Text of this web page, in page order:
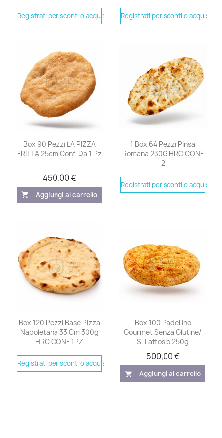
Registrati per sconti o acquistare Registrati per sconti o acquistare
Box 90 Pezzi LA PIZZA
FRITTA 25cm Conf. Da 1 Pz
450,00 €
shopping_cart Aggiungi al carrello
1 Box 64 Pezzi Pinsa
Romana 230G HRC CONF
2
Registrati per sconti o acquistare
Box 120 Pezzi Base Pizza
Napoletana 33 Cm 300g
HRC CONF 1PZ
Registrati per sconti o acquistare
Box 100 Padellino
Gourmet Senza Glutine/
S. Lattosio 250g
500,00 €
shopping_cart Aggiungi al carrello